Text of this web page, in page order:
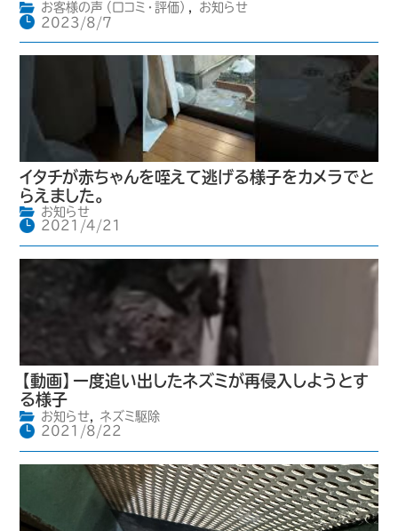
お客様の声（口コミ・評価） ,
お知らせ
2023/8/7
イタチが赤ちゃんを咥えて逃げる様子をカメラでと
らえました。
お知らせ
2021/4/21
【動画】一度追い出したネズミが再侵入しようとす
る様子
お知らせ,
ネズミ駆除
2021/8/22